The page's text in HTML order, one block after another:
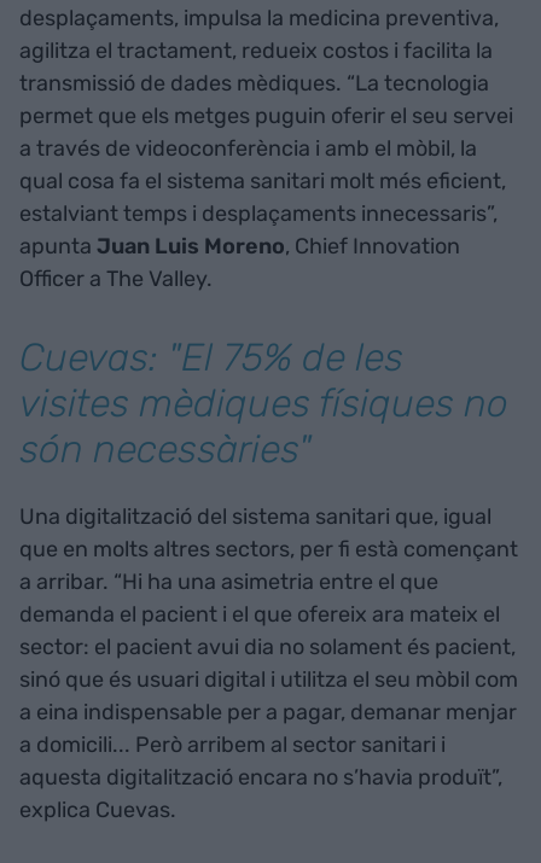
desplaçaments, impulsa la medicina preventiva,
agilitza el tractament, redueix costos i facilita la
transmissió de dades mèdiques. “La tecnologia
permet que els metges puguin oferir el seu servei
a través de videoconferència i amb el mòbil, la
qual cosa fa el sistema sanitari molt més eficient,
estalviant temps i desplaçaments innecessaris”,
apunta Juan Luis Moreno, Chief Innovation
Officer a The Valley.
Cuevas: "El 75% de les
visites mèdiques físiques no
són necessàries"
Una digitalització del sistema sanitari que, igual
que en molts altres sectors, per fi està començant
a arribar. “Hi ha una asimetria entre el que
demanda el pacient i el que ofereix ara mateix el
sector: el pacient avui dia no solament és pacient,
sinó que és usuari digital i utilitza el seu mòbil com
a eina indispensable per a pagar, demanar menjar
a domicili... Però arribem al sector sanitari i
aquesta digitalització encara no s’havia produït”,
explica Cuevas.